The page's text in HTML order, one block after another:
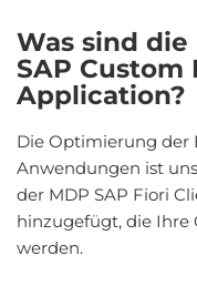
Was sind
SAP Custom
Die Optimierung der
Anwendungen ist
der MDP SAP Fiori
hinzugefügt, die Ihre
werden.